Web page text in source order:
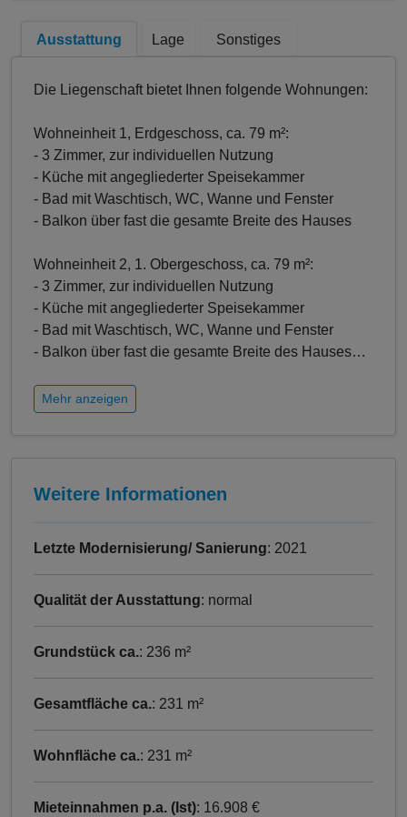
Ausstattung Lage Sonstiges
Die Liegenschaft bietet Ihnen folgende Wohnungen:
Wohneinheit 1, Erdgeschoss, ca. 79 m²:
- 3 Zimmer, zur individuellen Nutzung
- Küche mit angegliederter Speisekammer
- Bad mit Waschtisch, WC, Wanne und Fenster
- Balkon über fast die gesamte Breite des Hauses
Wohneinheit 2, 1. Obergeschoss, ca. 79 m²:
- 3 Zimmer, zur individuellen Nutzung
- Küche mit angegliederter Speisekammer
- Bad mit Waschtisch, WC, Wanne und Fenster
- Balkon über fast die gesamte Breite des Hauses…
Mehr anzeigen
Weitere Informationen
Letzte Modernisierung/ Sanierung: 2021
Qualität der Ausstattung: normal
Grundstück ca.: 236 m²
Gesamtfläche ca.: 231 m²
Wohnfläche ca.: 231 m²
Mieteinnahmen p.a. (Ist): 16.908 €